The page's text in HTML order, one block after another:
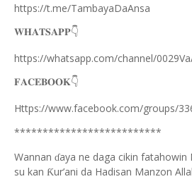
https://t.me/TambayaDaAnsa
𝐖𝐇𝐀𝐓𝐒𝐀𝐏𝐏👇
https://whatsapp.com/channel/
𝐅𝐀𝐂𝐄𝐁𝐎𝐎𝐊👇
Https://www.facebook.com/groups/
**************************
Wannan ɗaya ne daga cikin fatahowin
su kan Ƙur’ani da Hadisan Manzon